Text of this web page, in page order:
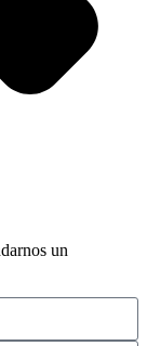
un